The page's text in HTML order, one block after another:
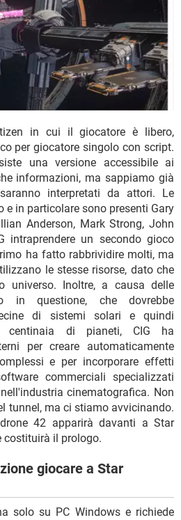
in cui il giocatore è libero,
per giocatore singolo con script.
una versione accessibile ai
informazioni, ma sappiamo già
interpretati da attori. Le
e in particolare sono presenti Gary
Anderson, Mark Strong, John
intraprendere un secondo gioco
ha fatto rabbrividire molti, ma
le stesse risorse, dato che
universo. Inoltre, a causa delle
in questione, che dovrebbe
di sistemi solari e quindi
centinaia di pianeti, CIG ha
per creare automaticamente
e per incorporare effetti
commerciali specializzati
cinematografica. Non
tunnel, ma ci stiamo avvicinando.
42 apparirà davanti a Star
costituirà il prologo.
giocare a Star
solo su PC Windows e richiede